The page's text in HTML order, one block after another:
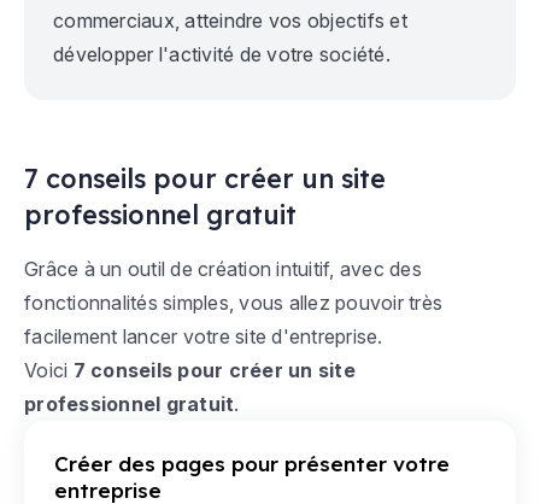
commerciaux, atteindre vos objectifs et
développer l'activité de votre société.
7 conseils pour créer un site
professionnel gratuit
Grâce à un outil de création intuitif, avec des
fonctionnalités simples, vous allez pouvoir très
facilement lancer votre site d'entreprise.
Voici 7 conseils pour créer un site
professionnel gratuit.
Créer des pages pour présenter votre
entreprise